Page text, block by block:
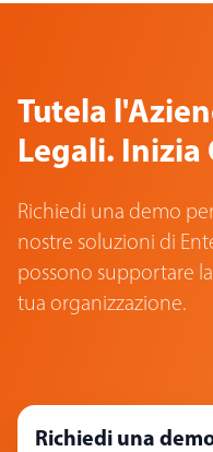
Tutela
Legali. Inizia
Richiedi una demo
nostre soluzioni di
possono supportare
tua organizzazione.
Richiedi una